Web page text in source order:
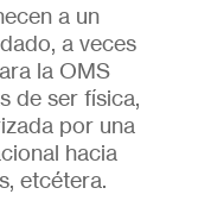
a un
a veces
la OMS
de ser física,
por una
hacia
etcétera.